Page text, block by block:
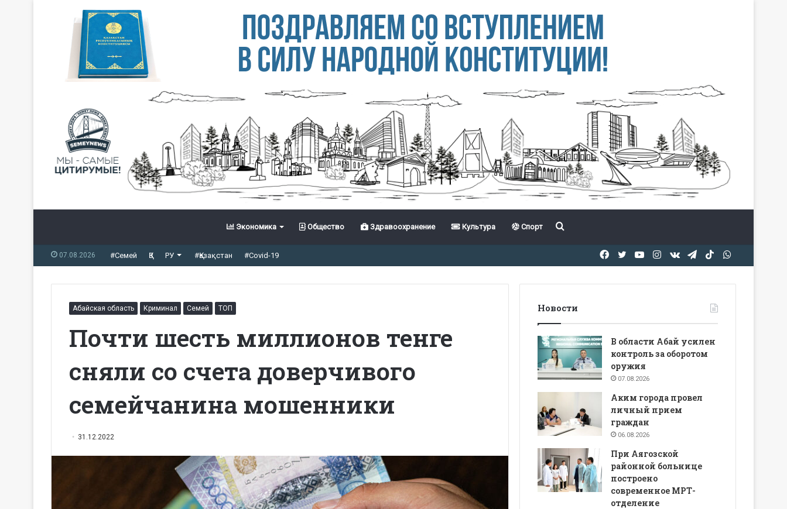
Экономика Общество Здравоохранение Культура Спорт Іздеу
07.08.2026 #Семей ҚЗ РУ #Қазақстан #Covid-19 TikTok
Telegram
vk.com
Instagram
YouTube
Twitter
Facebook
Абайская область Криминал Семей ТОП
Почти шесть миллионов тенге
сняли со счета доверчивого
семейчанина мошенники
31.12.2022
Новости
В области Абай усилен
контроль за оборотом
оружия
07.08.2026
Аким города провел
личный прием
граждан
06.08.2026
При Аягозской
районной больнице
построено
современное МРТ-
отделение